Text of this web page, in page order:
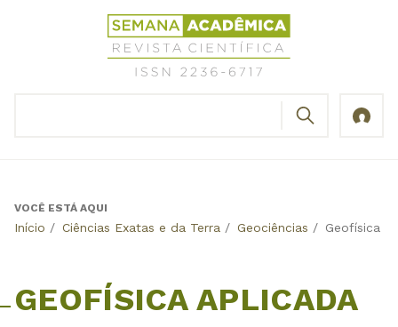
Revista
Científica
Semana
Back
VOCÊ ESTÁ AQUI
Início / Ciências Exatas e da Terra / Geociências / Geofísica
GEOFÍSICA APLICADA